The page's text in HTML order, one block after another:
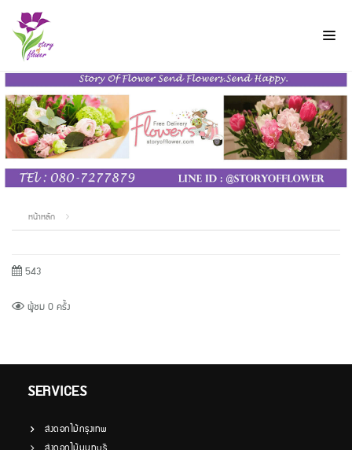
หน้าหลัก
543
ผู้ชม 0 ครั้ง
SERVICES
ส่งดอกไม้กรุงเทพ